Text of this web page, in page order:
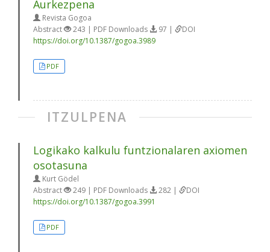
Aurkezpena
Revista Gogoa
Abstract
243 | PDF Downloads 97 |
DOI
https://doi.org/10.1387/gogoa.3989
PDF
ITZULPENA
Logikako kalkulu funtzionalaren axiomen
osotasuna
Kurt Gödel
Abstract
249 | PDF Downloads 282 |
DOI
https://doi.org/10.1387/gogoa.3991
PDF